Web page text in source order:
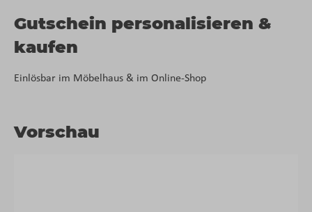
Gutschein personalisieren &
kaufen
Einlösbar im Möbelhaus & im Online-Shop
Vorschau